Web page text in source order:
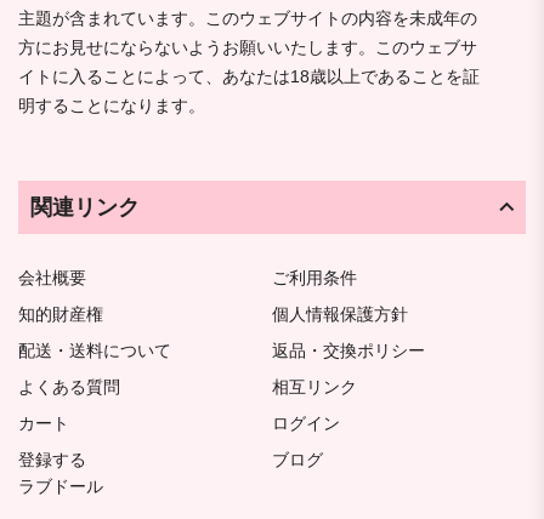
主題が含まれています。このウェブサイトの内容を未成年の
方にお見せにならないようお願いいたします。このウェブサ
イトに入ることによって、あなたは18歳以上であることを証
明することになります。
関連リンク
会社概要
ご利用条件
知的財産権
個人情報保護方針
配送・送料について
返品・交換ポリシー
よくある質問
相互リンク
カート
ログイン
登録する
ブログ
ラブドール